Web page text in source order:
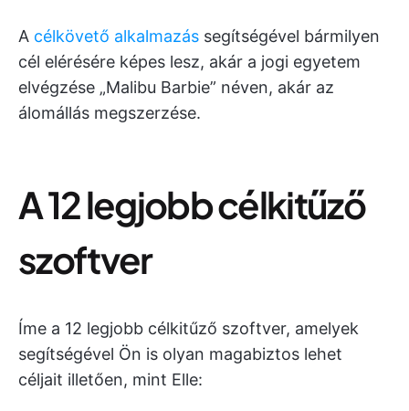
A célkövető alkalmazás segítségével bármilyen
cél elérésére képes lesz, akár a jogi egyetem
elvégzése „Malibu Barbie” néven, akár az
álomállás megszerzése.
A 12 legjobb célkitűző
szoftver
Íme a 12 legjobb célkitűző szoftver, amelyek
segítségével Ön is olyan magabiztos lehet
céljait illetően, mint Elle: